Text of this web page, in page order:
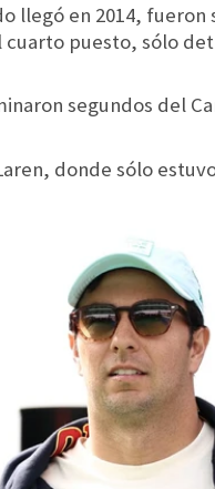
llegó en 2014,
cuarto puesto, sólo
segundos del
donde sólo